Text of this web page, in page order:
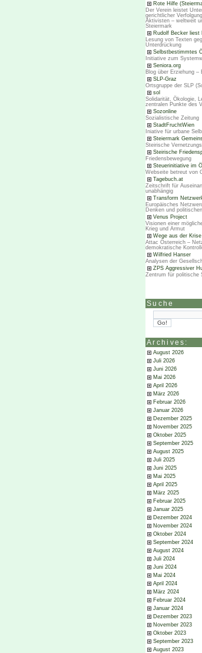
Rote Hilfe
Der Verein leistet
gerichtlicher
Aktivisten – weltweit
Steiermark
Rudolf Becker liest
Lesung von Texten
Unterdrückung
Selbstbestimmtes
Initiative zum
Seniora.org
Blog über Erziehung –
SLP-Graz
Ortsgruppe der SLP
sol
Solidarität, Ökologie,
zentralen Punkte des
Sozonline
Sozialistische Zeitung
StadtFruchtWien
Iniative für urbane
Steiermark
Steirische
Steirische
Friedensbewegung
Steuerinitiative im
Webseite betreut von
Tagebuch.at
Zeitschrift für
unabhängig
Transform
Europäisches
Denken und
Venus Project
Visionen einer
Krieg und Armut
Wege aus der Krise
Attac Österreich –
demokratische
Wilfried Hanser
Analysen der
ZPS Aggressiver
Zentrum für politische
Suche
Archives:
August 2026
Juli 2026
Juni 2026
Mai 2026
April 2026
März 2026
Februar 2026
Januar 2026
Dezember 2025
November 2025
Oktober 2025
September 2025
August 2025
Juli 2025
Juni 2025
Mai 2025
April 2025
März 2025
Februar 2025
Januar 2025
Dezember 2024
November 2024
Oktober 2024
September 2024
August 2024
Juli 2024
Juni 2024
Mai 2024
April 2024
März 2024
Februar 2024
Januar 2024
Dezember 2023
November 2023
Oktober 2023
September 2023
August 2023